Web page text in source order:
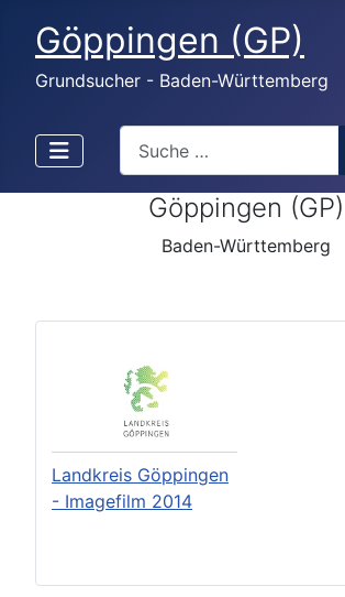
Göppingen (GP)
Grundsucher - Baden-Württemberg
Göppingen (GP)
Baden-Württemberg
Landkreis Göppingen
- Imagefilm 2014